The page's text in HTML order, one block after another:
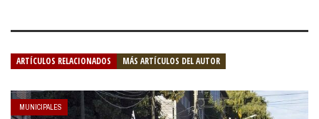
ARTÍCULOS RELACIONADOS MÁS ARTÍCULOS DEL AUTOR
MUNICIPALES